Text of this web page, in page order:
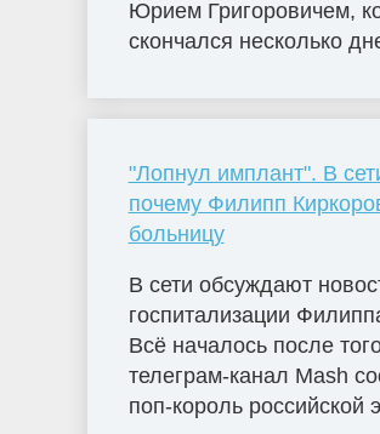
Юрием Григоровичем,
скончался несколько
"Лопнул имплант". В
почему Филипп
больницу
В сети обсуждают
госпитализации
Всё началось после
телеграм-канал Mash
поп-король российской